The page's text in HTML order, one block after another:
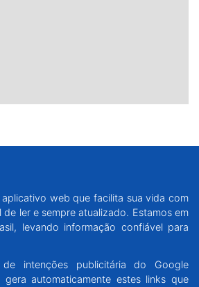
aplicativo web que facilita sua vida com
ler e sempre atualizado. Estamos em
levando informação confiável para
intenções publicitária do Google
gera automaticamente estes links que